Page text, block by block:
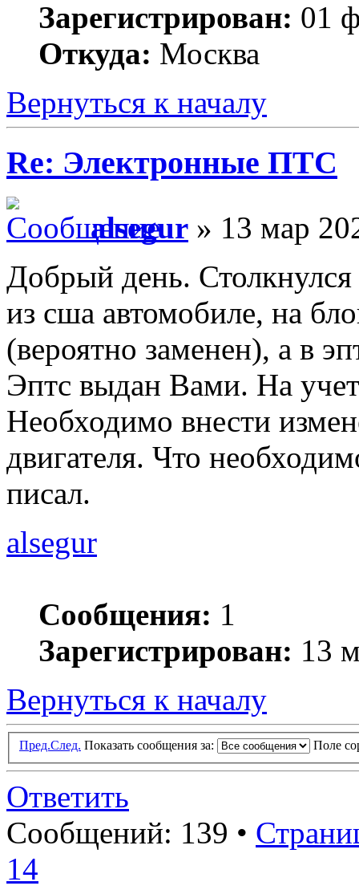
Зарегистрирован: 01
Откуда: Москва
Вернуться к началу
Re: Электронные ПТС
alsegur » 13 мар
Добрый день.
из сша автомобиле, на
(вероятно заменен), а в
Эптс выдан Вами. На
Необходимо внести
двигателя. Что
писал.
alsegur
Сообщения: 1
Зарегистрирован: 13
Вернуться к началу
Пред.След. Показать сообщения за: Поле
Ответить
Сообщений: 139 •
14